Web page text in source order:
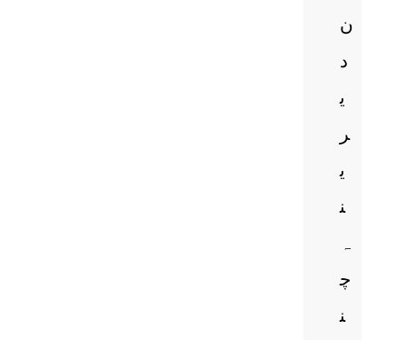
ن
د
ی
ر
ی
ن
ہ
چ
ن